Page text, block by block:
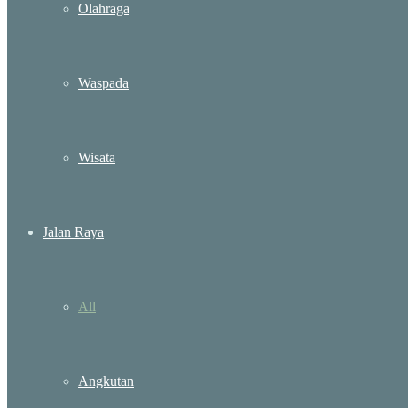
Olahraga
Waspada
Wisata
Jalan Raya
All
Angkutan